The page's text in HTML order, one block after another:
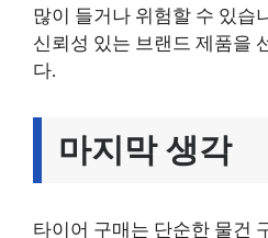
많이 들거나 위험할 수 있습
신뢰성 있는 브랜드 제품을
다.
마지막 생각
타이어 구매는 단순한 물건